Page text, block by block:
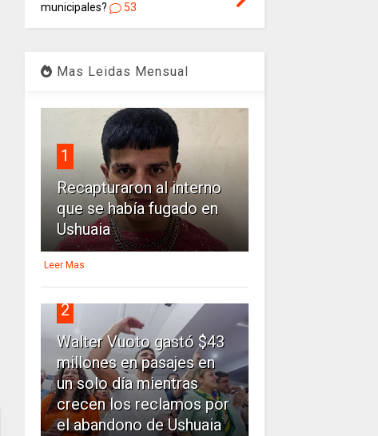
municipales?
53
Mas Leidas Mensual
1
Recapturaron al interno
que se había fugado en
Ushuaia
Leer Mas
2
Walter Vuoto gastó $43
millones en pasajes en
un solo día mientras
crecen los reclamos por
el abandono de Ushuaia